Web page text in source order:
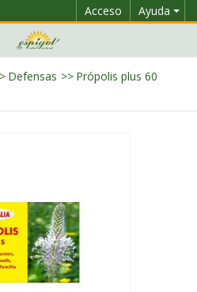
Ayuda
Acceso
Defensas >> Própolis plus 60